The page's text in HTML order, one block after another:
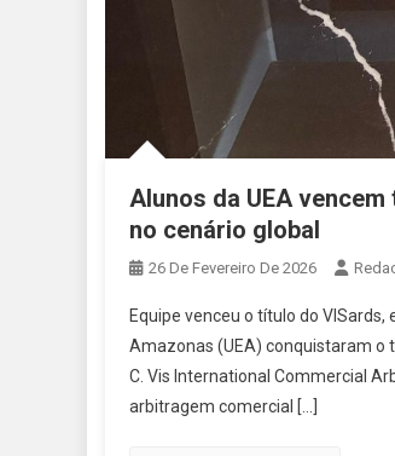
Alunos da UEA
no cenário global
26 De Fevereiro De 2026
Equipe venceu o título do
Amazonas (UEA) conquistaram o
C. Vis International Commercial
arbitragem comercial […]